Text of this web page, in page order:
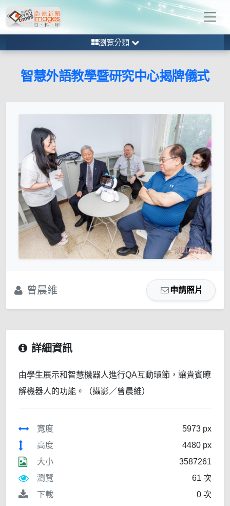
瀏覽分類
智慧外語教學暨研究中心揭牌儀式
曾晨維 申請照片
詳細資訊
由學生展示和智慧機器人進行QA互動環節，讓貴賓瞭
解機器人的功能。（攝影／曾晨維）
寬度
5973 px
高度
4480 px
大小
3587261
瀏覽
61 次
下載
0 次